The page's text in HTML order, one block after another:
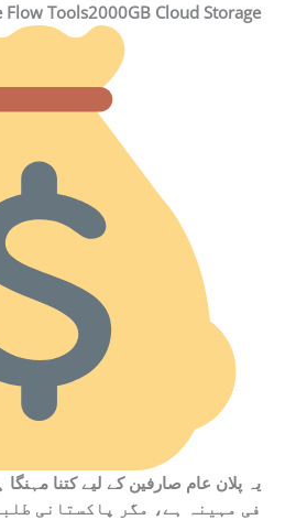
Flow Tools2000GB Cloud Storage
یہ پلان عام صارفین کے لیے کتنا